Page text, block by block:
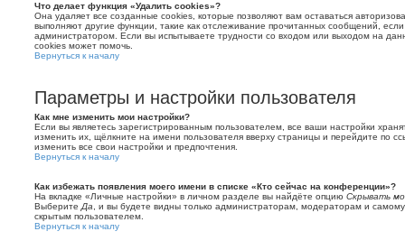
Что делает функция «Удалить cookies»?
Она удаляет все созданные cookies, которые позволяют вам оставаться
выполняют другие функции, такие как отслеживание прочитанных сообщений,
администратором. Если вы испытываете трудности со входом или выходом на
cookies может помочь.
Вернуться к началу
Параметры и настройки пользователя
Как мне изменить мои настройки?
Если вы являетесь зарегистрированным пользователем, все ваши настройки
изменить их, щёлкните на имени пользователя вверху страницы и перейдите по
изменить все свои настройки и предпочтения.
Вернуться к началу
Как избежать появления моего имени в списке «Кто сейчас на конференции»?
На вкладке «Личные настройки» в личном разделе вы найдёте опцию Скрывать
Выберите Да , и вы будете видны только администраторам, модераторам и
скрытым пользователем.
Вернуться к началу